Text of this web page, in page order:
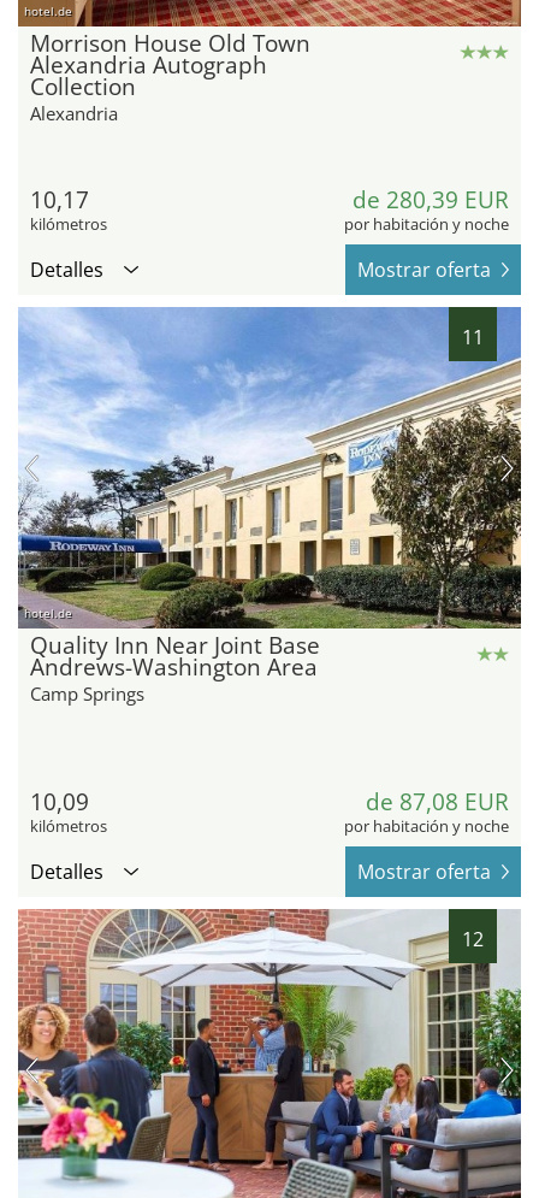
hotel.de
Morrison House Old Town
Alexandria Autograph
Collection
Alexandria
10,17
kilómetros
de 280,39 EUR
por habitación y noche
Detalles Mostrar oferta
11
hotel.de
Quality Inn Near Joint Base
Andrews-Washington Area
Camp Springs
10,09
kilómetros
de 87,08 EUR
por habitación y noche
Detalles Mostrar oferta
12